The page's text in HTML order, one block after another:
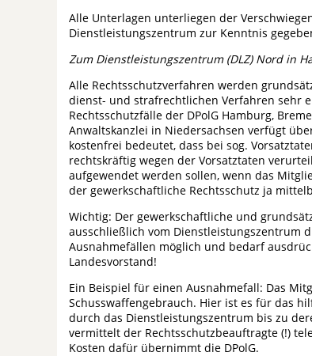
Alle Unterlagen unterliegen der
Dienstleistungszentrum zur Kenntnis
Zum Dienstleistungszentrum (DLZ) Nord in
Alle Rechtsschutzverfahren werden
dienst- und strafrechtlichen Verfahren sehr
Rechtsschutzfälle der DPolG Hamburg,
Anwaltskanzlei in Niedersachsen verfügt
kostenfrei bedeutet, dass bei sog.
rechtskräftig wegen der Vorsatztaten
aufgewendet werden sollen, wenn das
der gewerkschaftliche Rechtsschutz ja
Wichtig: Der gewerkschaftliche und
ausschließlich vom Dienstleistungszentrum
Ausnahmefällen möglich und bedarf
Landesvorstand!
Ein Beispiel für einen Ausnahmefall: Das
Schusswaffengebrauch. Hier ist es für das
durch das Dienstleistungszentrum bis zu
vermittelt der Rechtsschutzbeauftragte (!)
Kosten dafür übernimmt die DPolG.